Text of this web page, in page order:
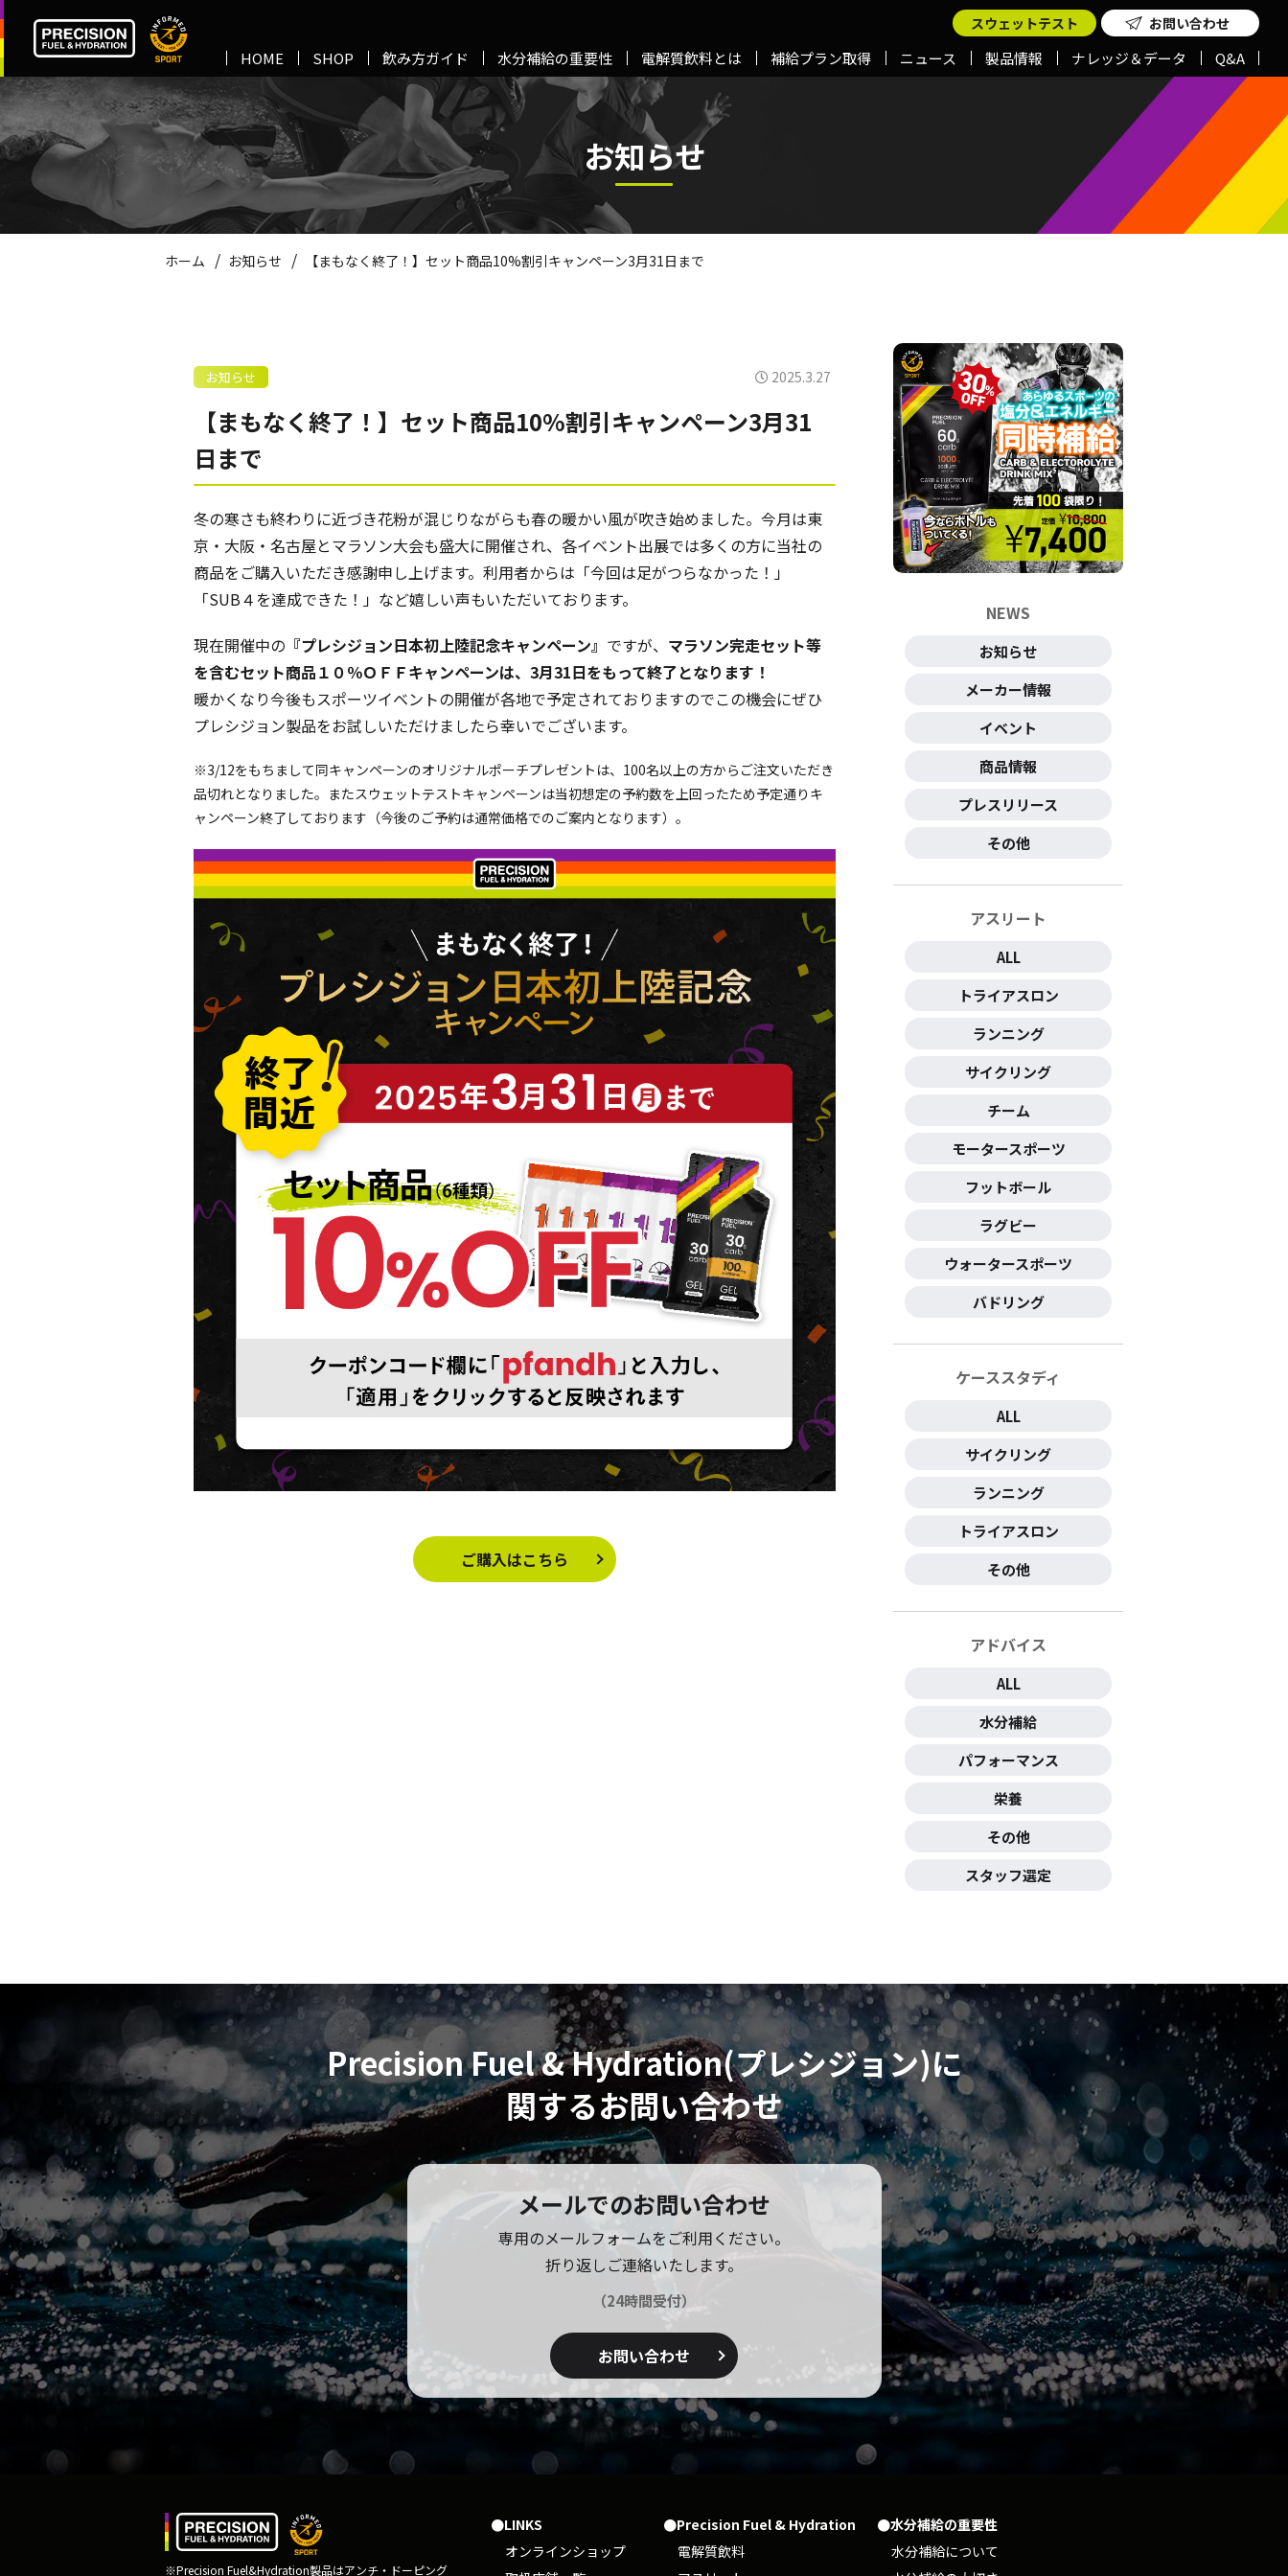
HOME SHOP 飲み方ガイド 水分補給の重要性 電解質飲料とは 補給プラン取得 ニュース 製品情報 ナレッジ＆データ Q&A
スウェットテスト お問い合わせ
お知らせ
ホーム / お知らせ / 【まもなく終了！】セット商品10%割引キャンペーン3月31日まで
お知らせ 2025.3.27
【まもなく終了！】セット商品10%割引キャンペーン3月31
日まで
冬の寒さも終わりに近づき花粉が混じりながらも春の暖かい風が吹き始めました。今月は東
京・大阪・名古屋とマラソン大会も盛大に開催され、各イベント出展では多くの方に当社の
商品をご購入いただき感謝申し上げます。利用者からは「今回は足がつらなかった！」
「SUB４を達成できた！」など嬉しい声もいただいております。
現在開催中の 『プレシジョン日本初上陸記念キャンペーン』 ですが、 マラソン完走セット等
を含むセット商品１０％ＯＦＦキャンペーンは、3月31日をもって終了となります！
暖かくなり今後もスポーツイベントの開催が各地で予定されておりますのでこの機会にぜひ
プレシジョン製品をお試しいただけましたら幸いでございます。
※3/12をもちまして同キャンペーンのオリジナルポーチプレゼントは、100名以上の方からご注文いただき
品切れとなりました。またスウェットテストキャンペーンは当初想定の予約数を上回ったため予定通りキ
ャンペーン終了しております（今後のご予約は通常価格でのご案内となります）。
ご購入はこちら
NEWS
お知らせ
メーカー情報
イベント
商品情報
プレスリリース
その他
アスリート
ALL
トライアスロン
ランニング
サイクリング
チーム
モータースポーツ
フットボール
ラグビー
ウォータースポーツ
バドリング
ケーススタディ
ALL
サイクリング
ランニング
トライアスロン
その他
アドバイス
ALL
水分補給
パフォーマンス
栄養
その他
スタッフ選定
Precision Fuel & Hydration(プレシジョン)に
関するお問い合わせ
メールでのお問い合わせ
専用のメールフォームをご利用ください。
折り返しご連絡いたします。
（24時間受付）
お問い合わせ
※Precision Fuel&Hydration製品はアンチ・ドーピング
●LINKS
オンラインショップ
●Precision Fuel & Hydration
電解質飲料
●水分補給の重要性
水分補給について